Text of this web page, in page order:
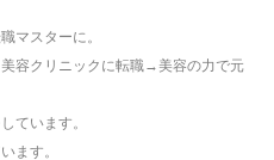
マスターに。
容クリニックに転職→美容の力で元
ています。
ます。